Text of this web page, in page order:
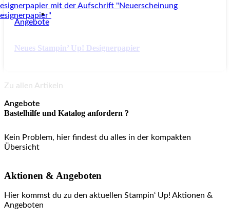
Angebote
Neues Stampin’ Up! Designerpapier
Zu allen Artikeln
Angebote
Bastelhilfe und Katalog anfordern ?
Kein Problem, hier findest du alles in der kompakten
Übersicht
Aktionen & Angeboten
Hier kommst du zu den aktuellen Stampin‘ Up! Aktionen &
Angeboten